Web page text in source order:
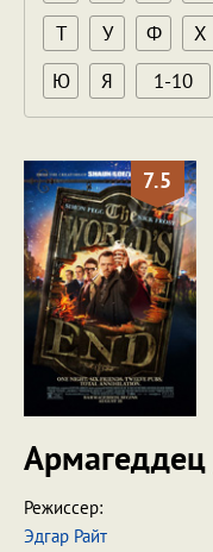
Т
У Ф Х
Ю
Я 1-10
7.5
Армагеддец
Режиссер:
Эдгар Райт